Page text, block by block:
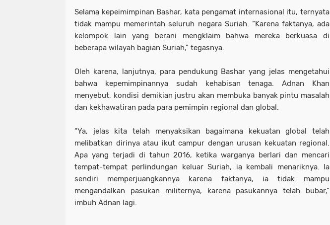
Selama kepeimimpinan Bashar, kata pengamat internasional itu, ternyata
tidak mampu memerintah seluruh negara Suriah. “Karena faktanya, ada
kelompok lain yang berani mengklaim bahwa mereka berkuasa di
beberapa wilayah bagian Suriah,” tegasnya.
Oleh karena, lanjutnya, para pendukung Bashar yang jelas mengetahui
bahwa kepemimpinannya sudah kehabisan tenaga.
Adnan Khan
menyebut, kondisi demikian justru akan membuka banyak pintu masalah
dan kekhawatiran pada para pemimpin regional dan global.
“Ya, jelas kita telah menyaksikan bagaimana kekuatan global telah
melibatkan dirinya atau ikut campur dengan urusan kekuatan regional.
Apa yang terjadi di tahun 2016, ketika warganya berlari dan mencari
tempat-tempat perlindungan keluar Suriah, ia kembali menariknya. Ia
sendiri memperjuangkannya karena faktanya, ia tidak mampu
mengandalkan pasukan militernya, karena pasukannya telah bubar,”
imbuh Adnan lagi.